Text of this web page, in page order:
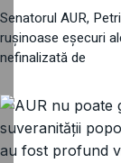
Senatorul AUR,
rușinoase eșecuri
nefinalizată de